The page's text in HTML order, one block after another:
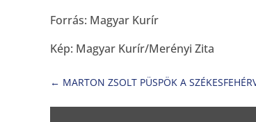
Forrás: Magyar Kurír
Kép: Magyar Kurír/Merényi Zita
← MARTON ZSOLT PÜSPÖK A